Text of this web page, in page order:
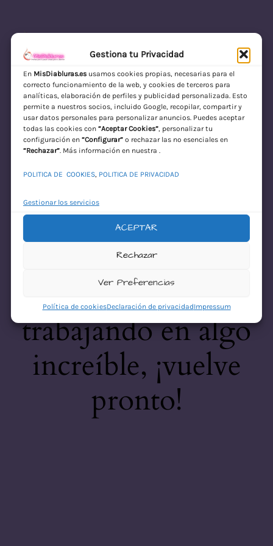
Gestiona tu Privacidad
En MisDiabluras.esusamos cookies propias, necesarias para el
correcto funcionamiento de la web, y cookies de terceros para
analíticas, elaboración de perfiles y publicidad personalizada. Esto
permite a nuestros socios, incluido Google, recopilar, compartir y
usar datos personales para personalizar anuncios. Puedes aceptar
todas las cookies con “Aceptar Cookies”, personalizar tu
configuración en “Configurar”o rechazar las no esenciales en
“Rechazar”. Más información en nuestra .
POLITICA DE COOKIES, POLITICA DE PRIVACIDAD
Gestionar los servicios
ACEPTAR
Rechazar
Ver Preferencias
Política de cookiesDeclaración de privacidadImpressum
MisDiabluras | Sexshop Online con Envío
Discreto en España
Acceder
¡Disculpa este
desastre! Estamos
trabajando en algo
increíble, ¡vuelve
pronto!